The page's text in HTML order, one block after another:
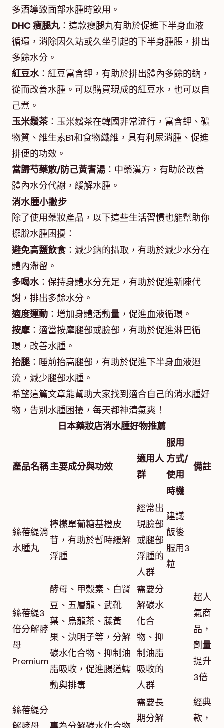
多酒導致面部水腫時飲用。
DHC 瘦腿丸 ：這款瘦腿丸有助於促進下半身血液
循環，消除因久站或久坐引起的下半身腫脹，排出
多餘水分。
紅豆水：紅豆富含鉀，有助於排出體內多餘的鈉，
從而改善水腫。可以購買現成的紅豆水，也可以自
己煮。
玉米鬚茶：玉米鬚茶在韓國非常流行，富含鉀、礦
物質、維生素B1和食物纖維，具有利尿消腫、促進
排便的功效。
當歸芍藥散/防己黃耆湯 ：中藥漢方，有助於改善
體內水分代謝，緩解水腫。
消水腫小撇步
除了使用藥妝產品，以下這些生活習慣也能幫助你
擺脫水腫困擾：
避免高鹽飲食：減少鈉的攝取，有助於減少水分在
體內滯留。
多喝水：保持身體水分充足，有助於促進新陳代
謝，排出多餘水分。
適度運動 ：增加身體活動量，促進血液循環。
按摩 ：適當按摩腿部或臉部，有助於促進淋巴循
環，改善水腫。
抬腿：睡前抬高腿部，有助於促進下半身血液迴
流，減少腿部水腫。
希望這篇文章能幫助大家找到適合自己的消水腫好
物，告別水腫困擾，每天都神清氣爽！
日本藥妝店消水腫好物推薦
產品名稱主要成分與功效
適用人
群
服用
方式/
使用
時機
備註
絲蓓緹消
水腫丸
檸檬單葡糖基橙皮
苷，有助於暫時緩解
浮腫
經常出
現臉部
或腿部
浮腫的
人群
建議
飯後
服用3
粒
絲蓓緹3
倍分解酵
母
Premium
酵母、甲殼素、白腎
豆、五層龍、武靴
葉、烏龍茶、藤黃
果、決明子等，分解
碳水化合物、抑制油
脂吸收，促進腸道蠕
動與排毒
需要分
解碳水
化合
物、抑
制油脂
吸收的
人群
超人
氣商
品，
劑量
提升
3倍
絲蓓緹分
需要長
期分解
經典
款，